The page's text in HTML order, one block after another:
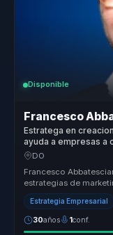
Disponible
Francesco
Estratega en
ayuda a empresas a
posicionamiento,
DO
Francesco
estrategias de
y efectivos q...
Estrategia Empresarial
30años 1conf.